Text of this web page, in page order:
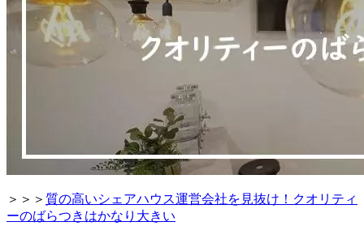
＞＞＞ 質の高いシェアハウス運営会社を見抜け！クオリティ
ーのばらつきはかなり大きい